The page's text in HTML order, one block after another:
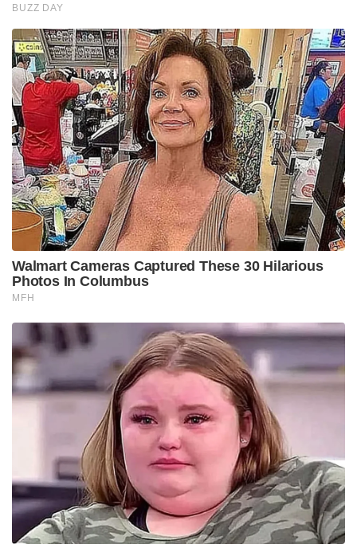
BUZZ DAY
Walmart Cameras Captured These 30 Hilarious
Photos In Columbus
MFH